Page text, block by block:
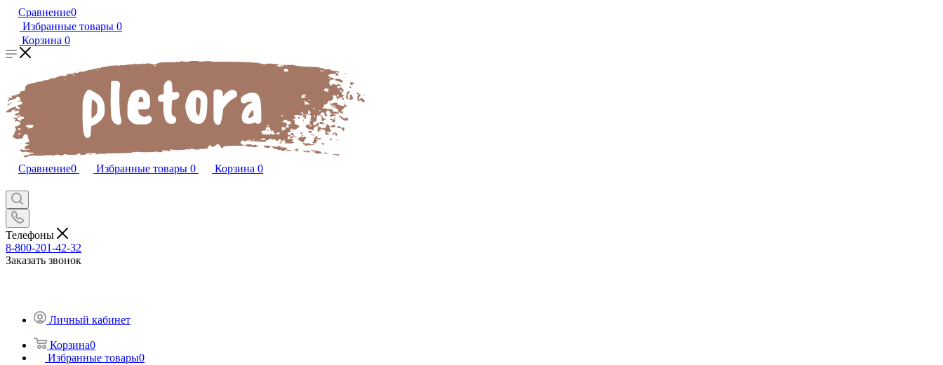
Сравнение0
Избранные товары 0
Корзина 0
Сравнение0 Избранные товары 0 Корзина 0
Телефоны
8-800-201-42-32
Заказать звонок
Личный кабинет
Корзина0
Избранные товары0